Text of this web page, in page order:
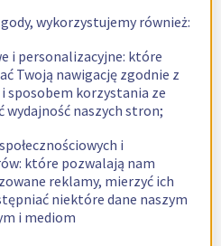
wykorzystujemy również:
i personalizacyjne: które
Twoją nawigację zgodnie z
sposobem korzystania ze
wydajność naszych stron;
i
które pozwalają nam
reklamy, mierzyć ich
niektóre dane naszym
i mediom